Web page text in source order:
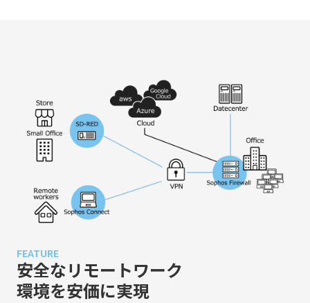
FEATURE
安全なリモートワーク
環境を安価に実現